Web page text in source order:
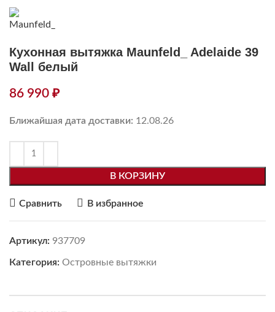
Кухонная вытяжка Maunfeld_ Adelaide 39
Wall белый
86 990 ₽
Ближайшая дата доставки: 12.08.26
В КОРЗИНУ
Сравнить В избранное
Артикул: 937709
Категория: Островные вытяжки